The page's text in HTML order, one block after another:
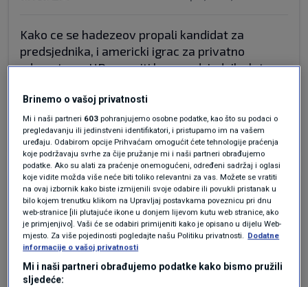
Kako ce se hadezeov propali kandidat za
predsjednika, i americki igrac za privatno
zdravstvo u HR,sepuriti kao predsjednik zlatne
katolik priznati vanbracno dijete- Zna li se sto..
Odgovor
prije 5 tjedana
Poskok
Gospodin Bačić jučer kaže na tv da se HDZ neće
miješati u postupak izbora prvog čovjeka HOO i
da podržavaju transparentan postupak. To je,
naravno, netočno. Učinit će sve da Primorac
Brinemo o vašoj privatnosti
Mi i naši partneri 603 pohranjujemo osobne podatke, kao što su podaci o
pregledavanju ili jedinstveni identifikatori, i pristupamo im na vašem
uređaju. Odabirom opcije Prihvaćam omogućit ćete tehnologije praćenja
koje podržavaju svrhe za čije pružanje mi i naši partneri obrađujemo
podatke. Ako su alati za praćenje onemogućeni, određeni sadržaj i oglasi
koje vidite možda više neće biti toliko relevantni za vas. Možete se vratiti
na ovaj izbornik kako biste izmijenili svoje odabire ili povukli pristanak u
bilo kojem trenutku klikom na Upravljaj postavkama poveznicu pri dnu
web-stranice [ili plutajuće ikone u donjem lijevom kutu web stranice, ako
je primjenjivo]. Vaši će se odabiri primijeniti kako je opisano u dijelu Web-
mjesto. Za više pojedinosti pogledajte našu Politiku privatnosti. Dodatne
informacije o vašoj privatnosti
Mi i naši partneri obrađujemo podatke kako bismo pružili
sljedeće: